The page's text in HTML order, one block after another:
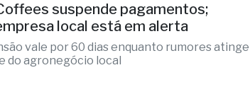
suspende pagamentos;
local está em alerta
vale por 60 dias enquanto rumores atinge
do agronegócio local